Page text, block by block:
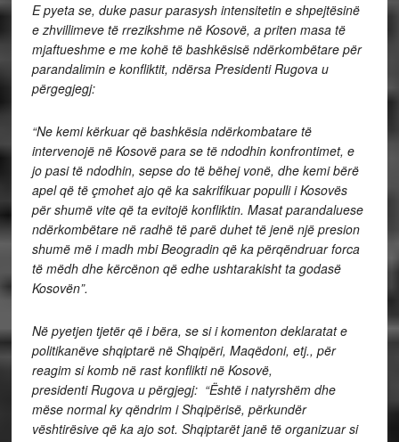
E pyeta se, duke pasur parasysh intensitetin e shpejtësinë
e zhvillimeve të rrezikshme në Kosovë, a priten masa të
mjaftueshme e me kohë të bashkësisë ndërkombëtare për
parandalimin e konfliktit, ndërsa Presidenti Rugova u
përgegjegj:
“Ne kemi kërkuar që bashkësia ndërkombatare të
intervenojë në Kosovë para se të ndodhin konfrontimet, e
jo pasi të ndodhin, sepse do të bëhej vonë, dhe kemi bërë
apel që të çmohet ajo që ka sakrifikuar populli i Kosovës
për shumë vite që ta evitojë konfliktin. Masat parandaluese
ndërkombëtare në radhë të parë duhet të jenë një presion
shumë më i madh mbi Beogradin që ka përqëndruar forca
të mëdh dhe kërcënon që edhe ushtarakisht ta godasë
Kosovën”.
Në pyetjen tjetër që i bëra, se si i komenton deklaratat e
politikanëve shqiptarë në Shqipëri, Maqëdoni, etj., për
reagim si komb në rast konflikti në Kosovë,
presidenti Rugova u përgjegj: “Është i natyrshëm dhe
mëse normal ky qëndrim i Shqipërisë, përkundër
vështirësive që ka ajo sot. Shqiptarët janë të organizuar si